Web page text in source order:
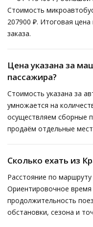
Стоимость
207900 ₽. Итоговая
заказа.
Цена указана за
пассажира?
Стоимость указана за
умножается на
осуществляем сборные
продаём отдельные
Сколько ехать из
Расстояние по
Ориентировочное
продолжительность
обстановки, сезона и